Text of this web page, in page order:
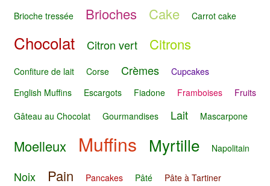
Brioche tressée Brioches Cake Carrot cake
Chocolat Citron vert Citrons
Confiture de lait Corse Crèmes
Cupcakes
English Muffins
Escargots Fiadone Framboises
Fruits
Gâteau au Chocolat
Gourmandises Lait Mascarpone
Moelleux Muffins Myrtille Napolitain
Noix Pain Pancakes Pâté Pâte à Tartiner